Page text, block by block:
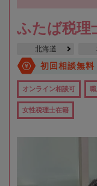
ふたば税理
北海道
初回相談無料
オンライン相談可
女性税理士在籍